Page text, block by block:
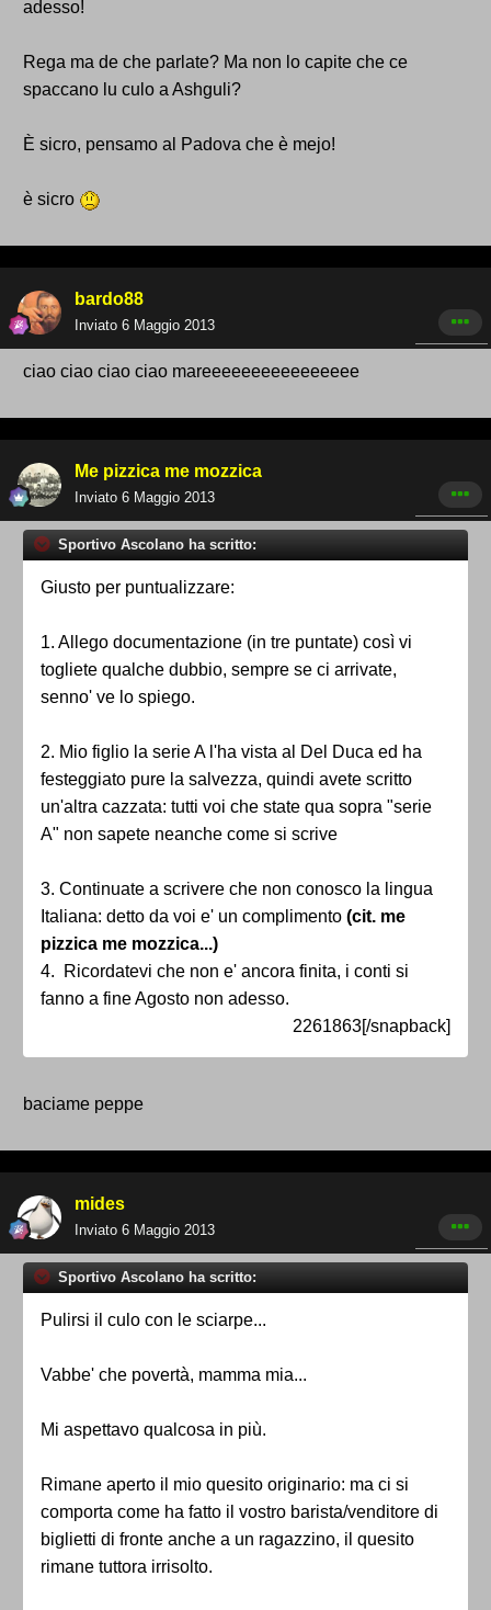
adesso!
Rega ma de che parlate? Ma non lo capite che ce
spaccano lu culo a Ashguli?
È sicro, pensamo al Padova che è mejo!
è sicro
bardo88
Inviato 6 Maggio 2013
ciao ciao ciao ciao mareeeeeeeeeeeeeeee
Me pizzica me mozzica
Inviato 6 Maggio 2013
Sportivo Ascolano ha scritto:
Giusto per puntualizzare:
1. Allego documentazione (in tre puntate) così vi
togliete qualche dubbio, sempre se ci arrivate,
senno' ve lo spiego.
2. Mio figlio la serie A l'ha vista al Del Duca ed ha
festeggiato pure la salvezza, quindi avete scritto
un'altra cazzata: tutti voi che state qua sopra "serie
A" non sapete neanche come si scrive
3. Continuate a scrivere che non conosco la lingua
Italiana: detto da voi e' un complimento (cit. me
pizzica me mozzica...)
4. Ricordatevi che non e' ancora finita, i conti si
fanno a fine Agosto non adesso.
2261863[/snapback]
baciame peppe
mides
Inviato 6 Maggio 2013
Sportivo Ascolano ha scritto:
Pulirsi il culo con le sciarpe...
Vabbe' che povertà, mamma mia...
Mi aspettavo qualcosa in più.
Rimane aperto il mio quesito originario: ma ci si
comporta come ha fatto il vostro barista/venditore di
biglietti di fronte anche a un ragazzino, il quesito
rimane tuttora irrisolto.